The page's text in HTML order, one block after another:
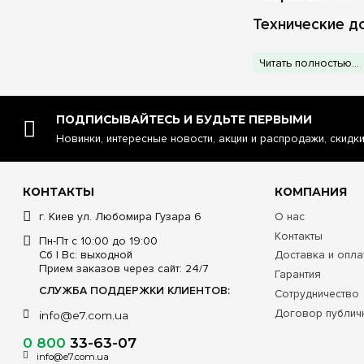
Технические
Совет от
проводников
Выбирайте
можно на e7.com.ua!
Читать полностью...
ПОДПИСЫВАЙТЕСЬ И БУДЬТЕ ПЕРВЫМИ
Новинки, интересные новости, акции и распродажи,
КОНТАКТЫ
г. Киев ул. Любомира Гузара 6
Пн-Пт с 10:00 до 19:00
Сб | Вс: выходной
Прием заказов через сайт: 24/7
СЛУЖБА ПОДДЕРЖКИ КЛИЕНТОВ:
info@e7.com.ua
0 800 33-63-07
info@e7.com.ua
КОМПАНИЯ
О нас
Контакты
Доставка и
Гарантия
Сотрудничество
Договор